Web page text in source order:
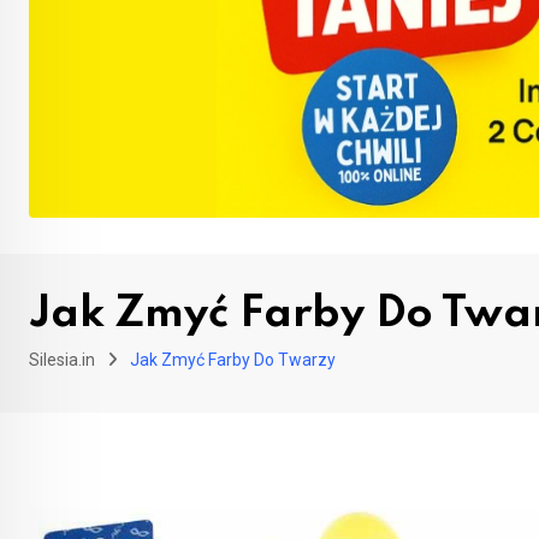
Jak Zmyć Farby Do
Silesia.in Jak Zmyć Farby Do Twarzy